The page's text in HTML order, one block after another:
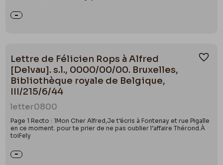
Lettre de Félicien Rops à Alfred
[Delvau]. s.l., 0000/00/00. Bruxelles,
Bibliothèque royale de Belgique,
III/215/6/44
letter0800
Page 1 Recto : 1Mon Cher Alfred,Je t’écris à Fontenay et rue Pigalle
en ce moment. pour te prier de ne pas oublier l’affaire Thérond.À
toiFely